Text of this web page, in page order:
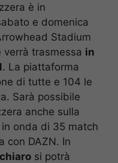
è in
e domenica
Stadium
verrà trasmessa in
. La piattaforma
di tutte e 104 le
Sarà possibile
anche sulla
onda di 35 match
con DAZN. In
si potrà